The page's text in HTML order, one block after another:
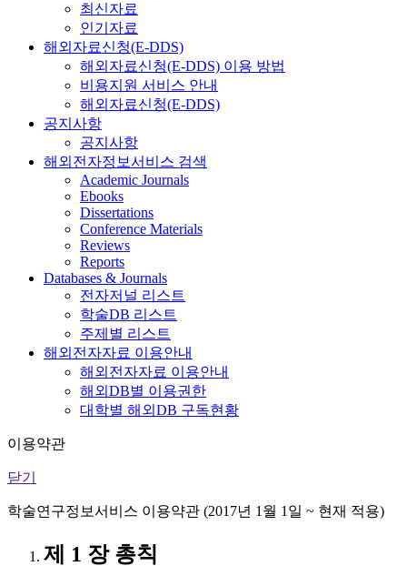
최신자료
인기자료
해외자료신청(E-DDS)
해외자료신청(E-DDS) 이용 방법
비용지원 서비스 안내
해외자료신청(E-DDS)
공지사항
공지사항
해외전자정보서비스 검색
Academic Journals
Ebooks
Dissertations
Conference Materials
Reviews
Reports
Databases & Journals
전자저널 리스트
학술DB 리스트
주제별 리스트
해외전자자료 이용안내
해외전자자료 이용안내
해외DB별 이용권한
대학별 해외DB 구독현황
이용약관
닫기
학술연구정보서비스 이용약관 (2017년 1월 1일 ~ 현재 적용)
제 1 장 총칙